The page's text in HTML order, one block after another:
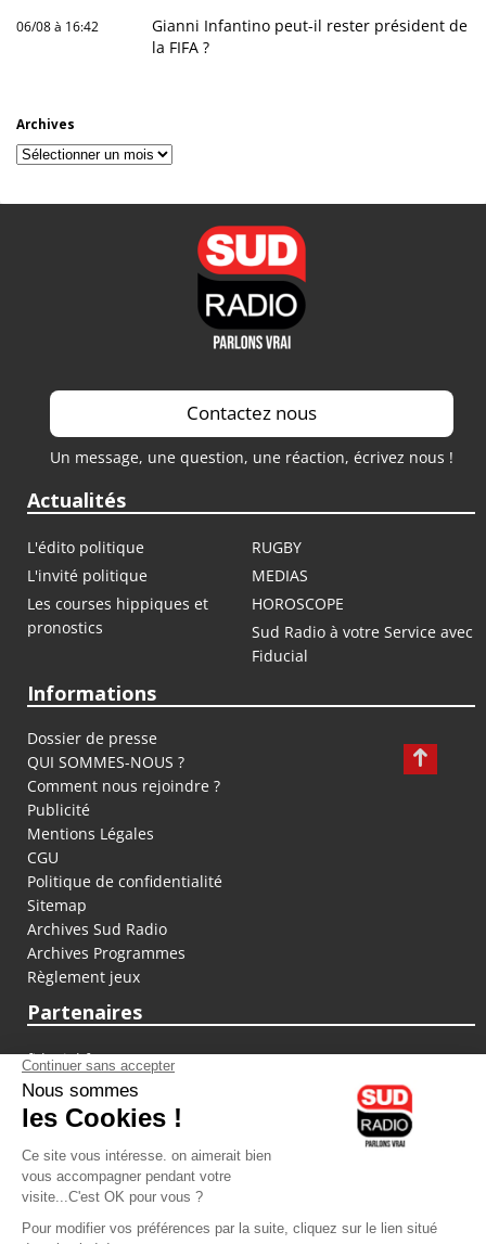
06/08 à 16:42
Gianni Infantino peut-il rester président de
la FIFA ?
Archives
Archives
Contactez nous
Un message, une question, une réaction, écrivez nous !
Actualités
L'édito politique
RUGBY
L'invité politique
MEDIAS
Les courses hippiques et
pronostics
HOROSCOPE
Sud Radio à votre Service avec
Fiducial
Informations
Dossier de presse
QUI SOMMES-NOUS ?
Comment nous rejoindre ?
Publicité
Mentions Légales
CGU
Politique de confidentialité
Sitemap
Archives Sud Radio
Archives Programmes
Règlement jeux
Partenaires
fiducial.fr
lyoncapitale.fr
olympique-et-lyonnais.com
L'application Iphone / Android
Téléchargez l'application